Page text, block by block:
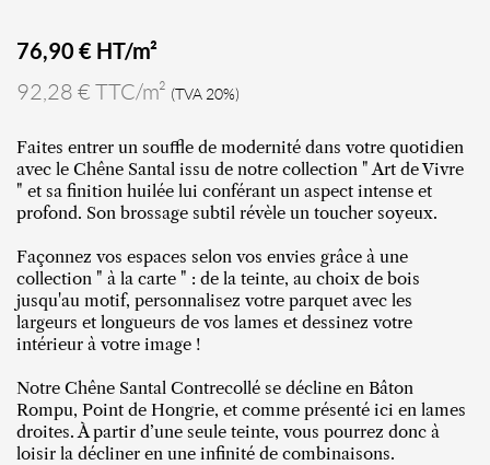
76,90 € HT/m²
92,28 € TTC/m² (TVA 20%)
Faites entrer un souffle de modernité dans votre quotidien
avec le Chêne Santal issu de notre collection " Art de Vivre
" et sa finition huilée lui conférant un aspect intense et
profond. Son brossage subtil révèle un toucher soyeux.
Façonnez vos espaces selon vos envies grâce à une
collection " à la carte " : de la teinte, au choix de bois
jusqu'au motif, personnalisez votre parquet avec les
largeurs et longueurs de vos lames et dessinez votre
intérieur à votre image !
Notre Chêne Santal Contrecollé se décline en Bâton
Rompu, Point de Hongrie, et comme présenté ici en lames
droites. À partir d’une seule teinte, vous pourrez donc à
loisir la décliner en une infinité de combinaisons.